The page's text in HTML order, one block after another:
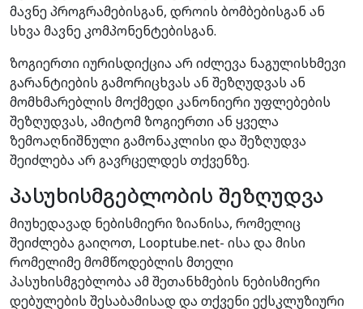
მავნე პროგრამებისგან, დროის ბომბებისგან ან
სხვა მავნე კომპონენტებისგან.
ზოგიერთი იურისდიქცია არ იძლევა ნაგულისხმევი
გარანტიების გამორიცხვას ან შეზღუდვას ან
მომხმარებლის მოქმედი კანონიერი უფლებების
შეზღუდვას, ამიტომ ზოგიერთი ან ყველა
ზემოაღნიშნული გამონაკლისი და შეზღუდვა
შეიძლება არ გავრცელდეს თქვენზე.
პასუხისმგებლობის შეზღუდვა
მიუხედავად ნებისმიერი ზიანისა, რომელიც
შეიძლება გაიღოთ, Looptube.net- ისა და მისი
რომელიმე მომწოდებლის მთელი
პასუხისმგებლობა ამ შეთანხმების ნებისმიერი
დებულების შესაბამისად და თქვენი ექსკლუზიური